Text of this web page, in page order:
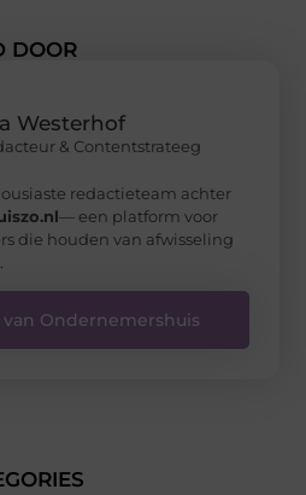
DOOR
Westerhof
& Contentstrateeg
redactieteam achter
— een platform voor
die houden van afwisseling
van Ondernemershuis